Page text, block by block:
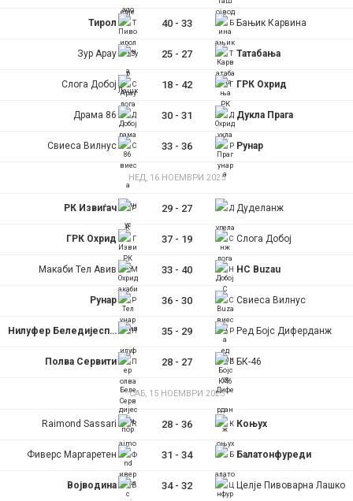
Тирол 40- 33 Бањик Карвина
Зур Арау 25- 27 Татабања
Слога Добој 18- 42 ГРК Охрид
Драма 86 30- 31 Дукла Прага
Свиеса Вилнус 33- 36 Рунар
НЕД, 16 НОЕМВРИ 2025
РК Извиѓач 29- 27 Дуделанж
ГРК Охрид 37- 19 Слога Добој
Макаби Тел Авив 33- 40 HC Buzau
Рунар 36- 30 Свиеса Вилнус
Нилуфер Беледијеспор 35- 29 Ред Бојс Диферданж
Полва Сервити 28- 27 БК-46
САБ, 15 НОЕМВРИ 2025
Raimond Sassari 28- 36 Коњух
Фиверс Маргаретен 31 - 34 Балатонфуреди
Војводина 34- 32 Целје Пивоварна Лашко